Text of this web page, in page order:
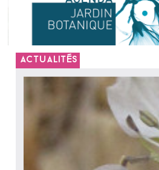
JARDIN DU CONSERVATOIRE
OBSERVATOIRE DES MILIEUX NATURELS
OBSERVATOIRE DES PLANTES SAUVAGES
ACTUALITÉS